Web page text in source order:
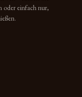
oder einfach nur,